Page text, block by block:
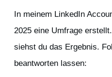
In meinem LinkedIn
2025 eine Umfrage
siehst du das Ergebnis.
beantworten lassen: